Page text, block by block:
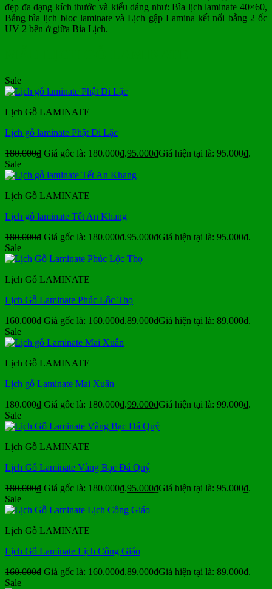
đẹp đa dạng kích thước và kiểu dáng như: Bìa lịch laminate 40×60,
Bảng bìa lịch bloc laminate và Lịch gập Lamina kết nối bằng 2 ốc
UV 2 bên ở giữa Bìa Lịch.
Sale
Lịch Gỗ LAMINATE
Lịch gỗ laminate Phật Di Lặc
180.000₫ Giá gốc là: 180.000₫.95.000₫Giá hiện tại là: 95.000₫.
Sale
Lịch Gỗ LAMINATE
Lịch gỗ laminate Tết An Khang
180.000₫ Giá gốc là: 180.000₫.95.000₫Giá hiện tại là: 95.000₫.
Sale
Lịch Gỗ LAMINATE
Lịch Gỗ Laminate Phúc Lộc Thọ
160.000₫ Giá gốc là: 160.000₫.89.000₫Giá hiện tại là: 89.000₫.
Sale
Lịch Gỗ LAMINATE
Lịch gỗ Laminate Mai Xuân
180.000₫ Giá gốc là: 180.000₫.99.000₫Giá hiện tại là: 99.000₫.
Sale
Lịch Gỗ LAMINATE
Lịch Gỗ Laminate Vàng Bạc Đá Quý
180.000₫ Giá gốc là: 180.000₫.95.000₫Giá hiện tại là: 95.000₫.
Sale
Lịch Gỗ LAMINATE
Lịch Gỗ Laminate Lịch Công Giáo
160.000₫ Giá gốc là: 160.000₫.89.000₫Giá hiện tại là: 89.000₫.
Sale